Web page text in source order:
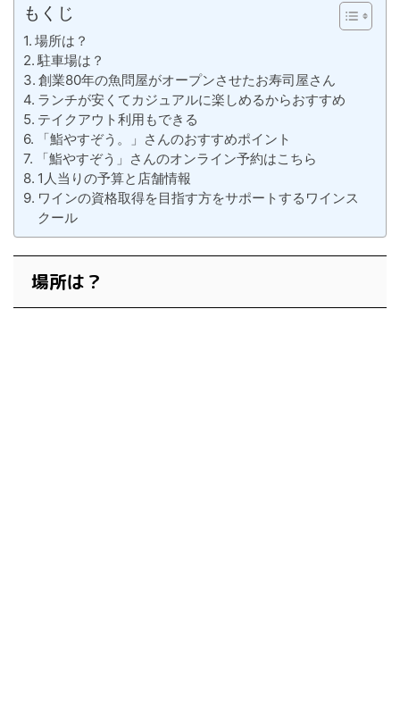
もくじ
場所は？
駐車場は？
創業80年の魚問屋がオープンさせたお寿司屋さん
ランチが安くてカジュアルに楽しめるからおすすめ
テイクアウト利用もできる
「鮨やすぞう。」さんのおすすめポイント
「鮨やすぞう」さんのオンライン予約はこちら
1人当りの予算と店舗情報
ワインの資格取得を目指す方をサポートするワインス
クール
場所は？